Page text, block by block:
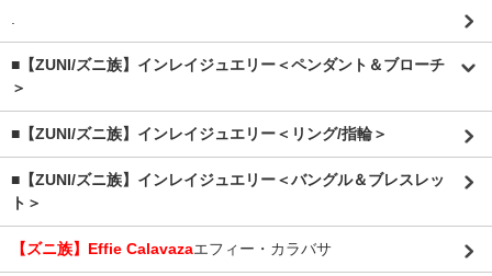
.
■【ZUNI/ズニ族】インレイジュエリー＜ペンダント＆ブローチ
＞
■【ZUNI/ズニ族】インレイジュエリー＜リング/指輪＞
■【ZUNI/ズニ族】インレイジュエリー＜バングル＆ブレスレッ
ト＞
【ズニ族】Effie Calavazaエフィー・カラバサ